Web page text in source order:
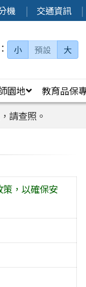
機 交通資訊
小 預設 大
園地 教育品保
請查照。
，以確保安